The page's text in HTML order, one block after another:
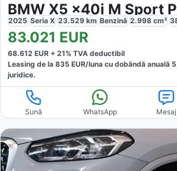
BMW X5 x40i M Sport
2025 Seria X 23.529 km Benzină 2.998 cm³
83.021 EUR
68.612 EUR + 21% TVA deductibil
Leasing de la 835 EUR/luna cu dobăndă anuală
juridice.
Sună WhatsApp Mesaj